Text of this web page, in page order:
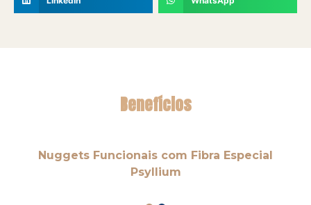
Benefícios
Nuggets Funcionais com Fibra Especial
Psyllium